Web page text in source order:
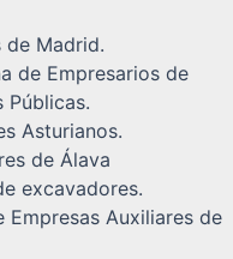
de Madrid.
de Empresarios de
Públicas.
Asturianos.
de Álava
excavadores.
Auxiliares de